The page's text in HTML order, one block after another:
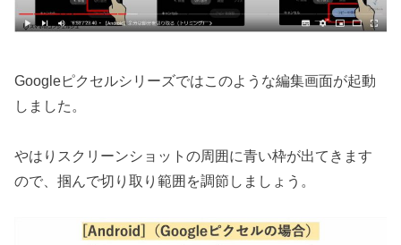
Googleピクセルシリーズではこのような編集画面が起動
しました。
やはりスクリーンショットの周囲に青い枠が出てきます
ので、掴んで切り取り範囲を調節しましょう。